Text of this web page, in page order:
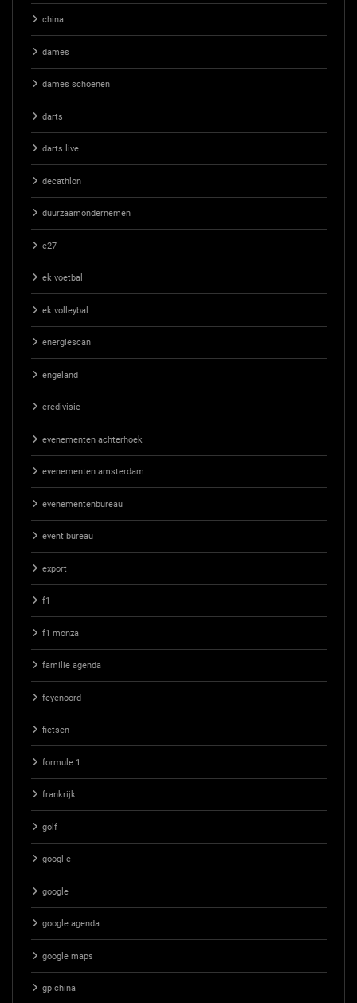
china
dames
dames schoenen
darts
darts live
decathlon
duurzaamondernemen
e27
ek voetbal
ek volleybal
energiescan
engeland
eredivisie
evenementen achterhoek
evenementen amsterdam
evenementenbureau
event bureau
export
f1
f1 monza
familie agenda
feyenoord
fietsen
formule 1
frankrijk
golf
googl e
google
google agenda
google maps
gp china